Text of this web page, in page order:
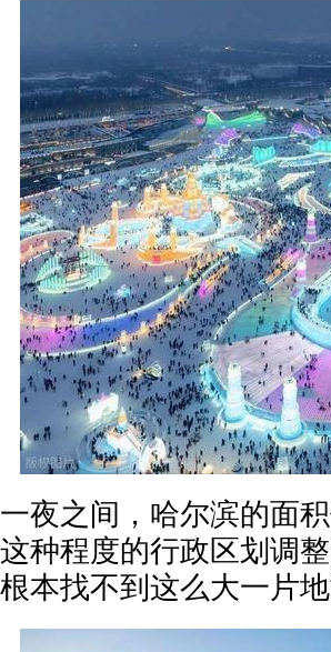
一夜之间，哈尔滨的面
这种程度的行政区划调
根本找不到这么大一片